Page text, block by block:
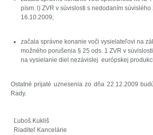
písm. l) ZVR v súvislosti s nedodaním
16.10.2009;
začala správne konanie voči vysielateľovi na
možného porušenia § 25 ods. 1 ZVR v
na vysielanie diel nezávislej európskej
Ostatné prijaté uznesenia zo dňa 22.12.2009
Rady.
Ľuboš Kukliš
Riaditeľ Kancelárie